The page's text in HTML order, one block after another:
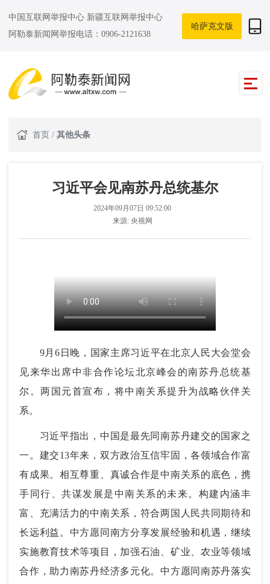
中国互联网举报中心 新疆互联网举报中心
阿勒泰新闻网举报电话：0906-2121638
哈萨克文版
首页 / 其他头条
习近平会见南苏丹总统基尔
2024年09月07日 09:52:00
来源: 央视网
9月6日晚，国家主席习近平在北京人民大会堂会
见来华出席中非合作论坛北京峰会的南苏丹总统基
尔。两国元首宣布，将中南关系提升为战略伙伴关
系。
习近平指出，中国是最先同南苏丹建交的国家之
一。建交13年来，双方政治互信牢固，各领域合作富
有成果。相互尊重、真诚合作是中南关系的底色，携
手同行、共谋发展是中南关系的未来。构建内涵丰
富、充满活力的中南关系，符合两国人民共同期待和
长远利益。中方愿同南方分享发展经验和机遇，继续
实施教育技术等项目，加强石油、矿业、农业等领域
合作，助力南苏丹经济多元化。中方愿同南苏丹落实